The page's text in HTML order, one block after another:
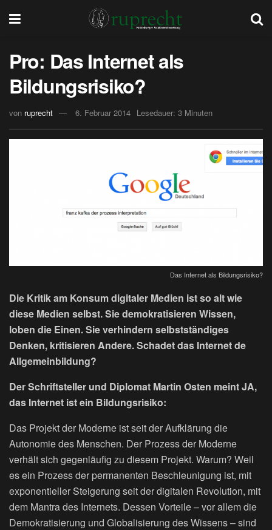
Pro: Das Internet als
Bildungsrisiko?
von ruprecht 6. Februar 2014 Lesedauer: 3 Minuten
Das Internet als Bildungsrisiko?
Die Kritik am Konsum digitaler Medien ist so alt wie
diese Medien selbst. Sie demokratisieren Wissen,
loben die Einen. Sie verhindern selbstständiges
Denken, kritisieren Andere. Schadet das Internet de
Allgemeinbildung?
Der Schriftsteller und Diplomat Martin Osten meint JA,
das Internet ist ein Bildungsrisiko:
Das Projekt der Moderne ist seit der Aufklärung die
Autonomie des Menschen. Der Prozess der Moderne
verhält sich gegenläufig zu diesem Projekt. Warum? Weil
es ein Prozess der permanenten Beschleunigung ist, mit
exponentieller Steigerung seit der digitalen Revolution, mit
dem Mantra des Internets. Dessen Vorteile – vor allem die
Demokratisierung und Globalisierung des Wissens – sind